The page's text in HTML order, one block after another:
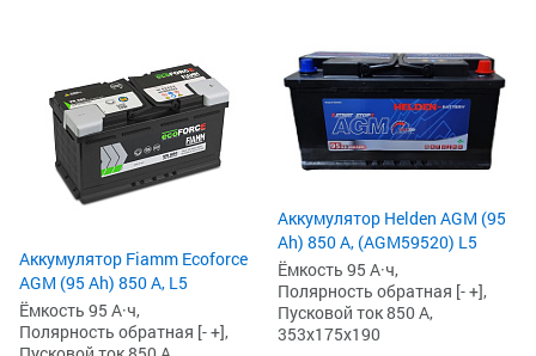
Аккумулятор Fiamm Ecoforce
AGM (95 Ah) 850 A, L5
Ёмкость 95 А·ч,
Полярность обратная [- +],
Аккумулятор Helden AGM (95
Ah) 850 А, (AGM59520) L5
Ёмкость 95 А·ч,
Полярность обратная [- +],
Пусковой ток 850 А,
353x175x190